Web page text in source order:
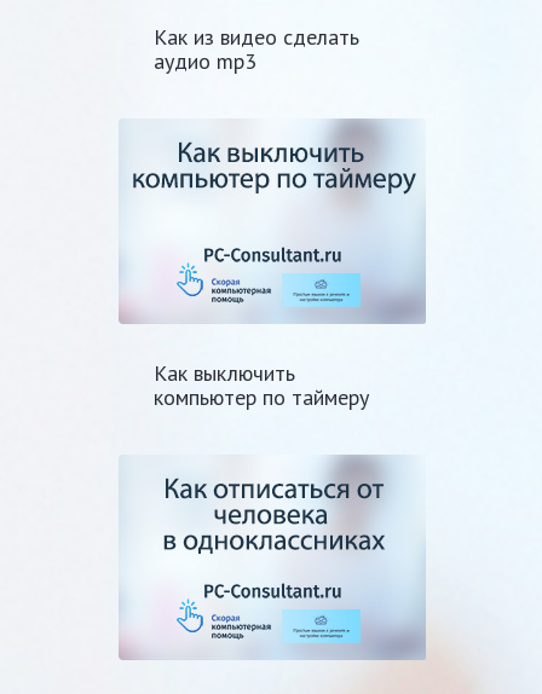
Как из видео сделать
аудио mp3
Как выключить
компьютер по таймеру